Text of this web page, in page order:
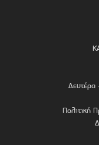
Πολιτική